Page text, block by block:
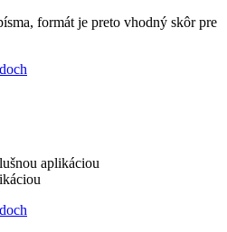
formát je preto vhodný skôr pre
aplikáciou